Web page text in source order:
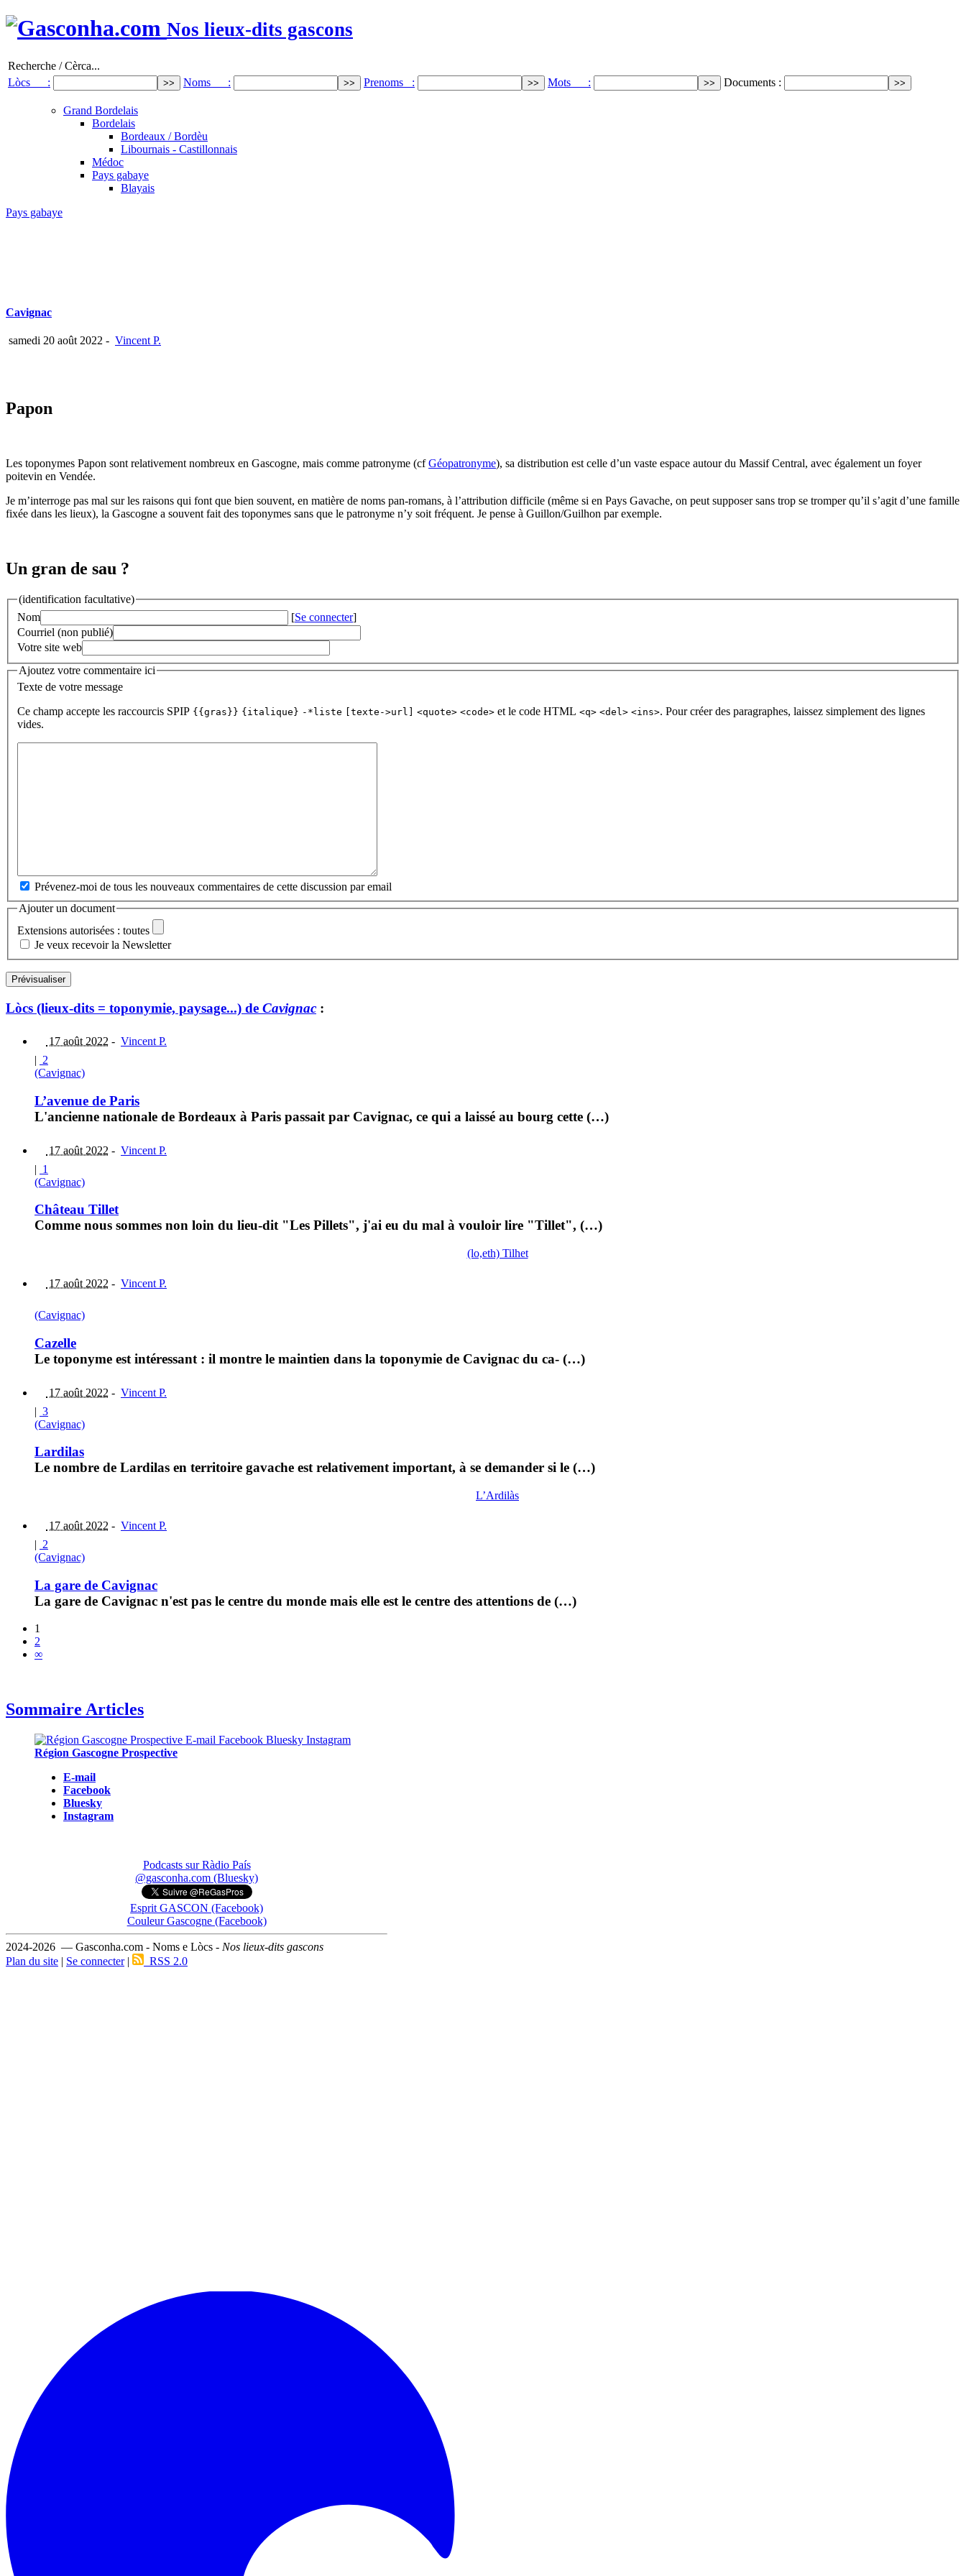
Nos lieux-dits gascons
Recherche / Cèrca...
Lòcs :
Noms : Prenoms : Mots : Documents :
Grand Bordelais
Bordelais
Bordeaux / Bordèu
Libournais - Castillonnais
Médoc
Pays gabaye
Blayais
Pays gabaye
Cavignac
samedi 20 août 2022 - Vincent P.
Papon
Les toponymes Papon sont relativement nombreux en Gascogne, mais comme patronyme (cfGéopatronyme), sa distribution est celle d’un vaste espace autour du Massif Central, avec également un foyer
poitevin en Vendée.
Je m’interroge pas mal sur les raisons qui font que bien souvent, en matière de noms pan-romans, à l’attribution difficile (même si en Pays Gavache, on peut supposer sans trop se tromper qu’il s’agit d’une famille
fixée dans les lieux), la Gascogne a souvent fait des toponymes sans que le patronyme n’y soit fréquent. Je pense à Guillon/Guilhon par exemple.
Un gran de sau ?
(identification facultative)
Nom
[Se connecter]
Courriel (non publié)
Votre site web
Ajoutez votre commentaire ici
Texte de votre message
Ce champ accepte les raccourcis SPIP {{gras}} {italique} -*liste [texte->url] <quote> <code> et le code HTML <q> <del> <ins>. Pour créer des paragraphes, laissez simplement des lignes
vides.
Prévenez-moi de tous les nouveaux commentaires de cette discussion par email
Ajouter un document
Extensions autorisées : toutes
Je veux recevoir la Newsletter
Lòcs (lieux-dits = toponymie, paysage...) de Cavignac :
17 août 2022 - Vincent P.
| 2
(Cavignac)
L’avenue de Paris
L'ancienne nationale de Bordeaux à Paris passait par Cavignac, ce qui a laissé au bourg cette (…)
17 août 2022 - Vincent P.
| 1
(Cavignac)
Château Tillet
Comme nous sommes non loin du lieu-dit "Les Pillets", j'ai eu du mal à vouloir lire "Tillet", (…)
(lo,eth) Tilhet
17 août 2022 - Vincent P.
(Cavignac)
Cazelle
Le toponyme est intéressant : il montre le maintien dans la toponymie de Cavignac du ca- (…)
17 août 2022 - Vincent P.
| 3
(Cavignac)
Lardilas
Le nombre de Lardilas en territoire gavache est relativement important, à se demander si le (…)
L’Ardilàs
17 août 2022 - Vincent P.
| 2
(Cavignac)
La gare de Cavignac
La gare de Cavignac n'est pas le centre du monde mais elle est le centre des attentions de (…)
1
2
∞
Sommaire Articles
Région Gascogne Prospective
E-mail
Facebook
Bluesky
Instagram
Podcasts sur Ràdio País
@gasconha.com (Bluesky)
Esprit GASCON (Facebook)
Couleur Gascogne (Facebook)
2024-2026 — Gasconha.com - Noms e Lòcs - Nos lieux-dits gascons
Plan du site | Se connecter| RSS 2.0